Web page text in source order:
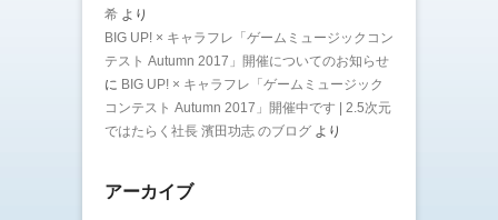
希 より
BIG UP! × キャラフレ「ゲームミュージックコン
テスト Autumn 2017」開催についてのお知らせ
に BIG UP! × キャラフレ「ゲームミュージック
コンテスト Autumn 2017」開催中です | 2.5次元
ではたらく社長 濱田功志 のブログ より
アーカイブ